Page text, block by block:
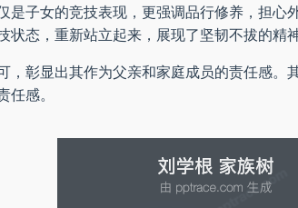
子女的竞技表现，更强调品行修养，担心
态，重新站立起来，展现了坚韧不拔的精神
，彰显出其作为父亲和家庭成员的责任感
感。